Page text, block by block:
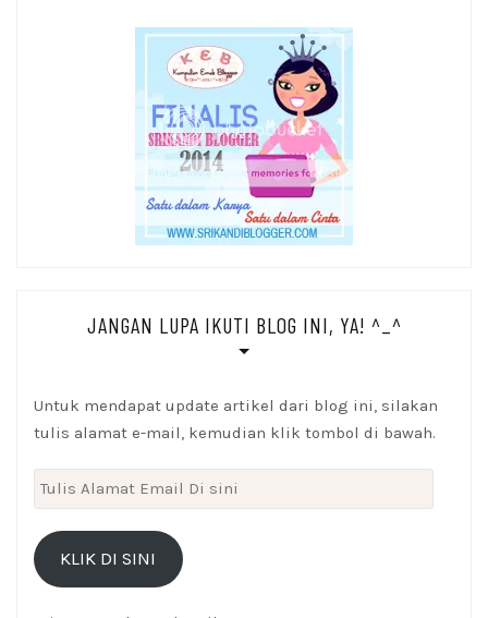
JANGAN LUPA IKUTI BLOG INI, YA! ^_^
Untuk mendapat update artikel dari blog ini, silakan
tulis alamat e-mail, kemudian klik tombol di bawah.
Tulis
Alamat
Email
KLIK DI SINI